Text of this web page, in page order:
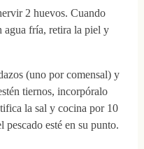
2 huevos. Cuando
agua fría, retira la piel y
(uno por comensal) y
tiernos, incorpóralo
la sal y cocina por 10
pescado esté en su punto.